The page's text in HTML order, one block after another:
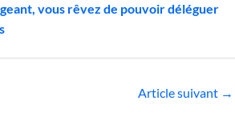
vous rêvez de pouvoir déléguer
Article suivant →